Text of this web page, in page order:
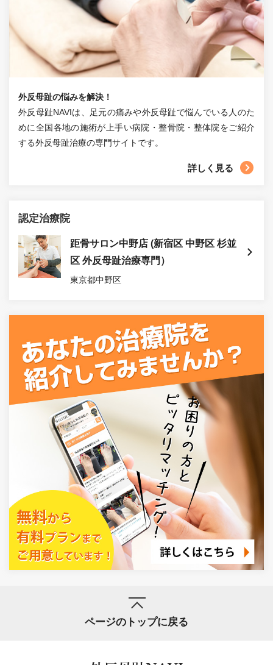
外反母趾の悩みを解決！
外反母趾NAVIは、足元の痛みや外反母趾で悩んでいる人のた
めに全国各地の施術が上手い病院・整骨院・整体院をご紹介
する外反母趾治療の専門サイトです。
詳しく見る
認定治療院
距骨サロン中野店 (新宿区 中野区 杉並
区 外反母趾治療専門）
東京都中野区
ページのトップに戻る